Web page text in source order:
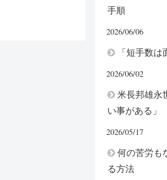
手順
2026/06/06
「短手数は
2026/06/02
米長邦雄永
い事がある」
2026/05/17
何の苦労も
る方法